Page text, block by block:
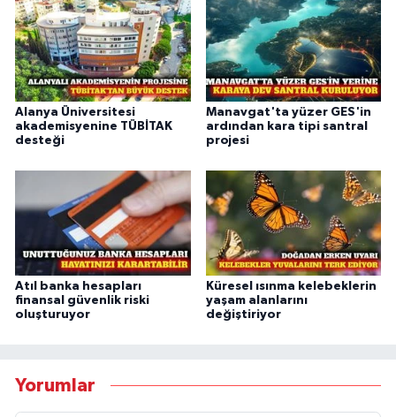
Alanya Üniversitesi
akademisyenine TÜBİTAK
desteği
Manavgat'ta yüzer GES'in
ardından kara tipi santral
projesi
Atıl banka hesapları
finansal güvenlik riski
oluşturuyor
Küresel ısınma kelebeklerin
yaşam alanlarını
değiştiriyor
Yorumlar